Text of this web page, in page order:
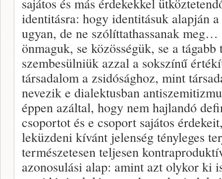
identitásra: hogy identitásuk alapján
ugyan, de ne szólíttathassanak
önmaguk, se közösségük, se a
szembesülniük azzal a sokszínű
társadalom a zsidósághoz, mint
nevezik e dialektusban
éppen azáltal, hogy nem hajlandó
csoportot és e csoport sajátos
leküzdeni kívánt jelenség tényleges
természetesen teljesen
azonosulási alap: amint azt olykor ki